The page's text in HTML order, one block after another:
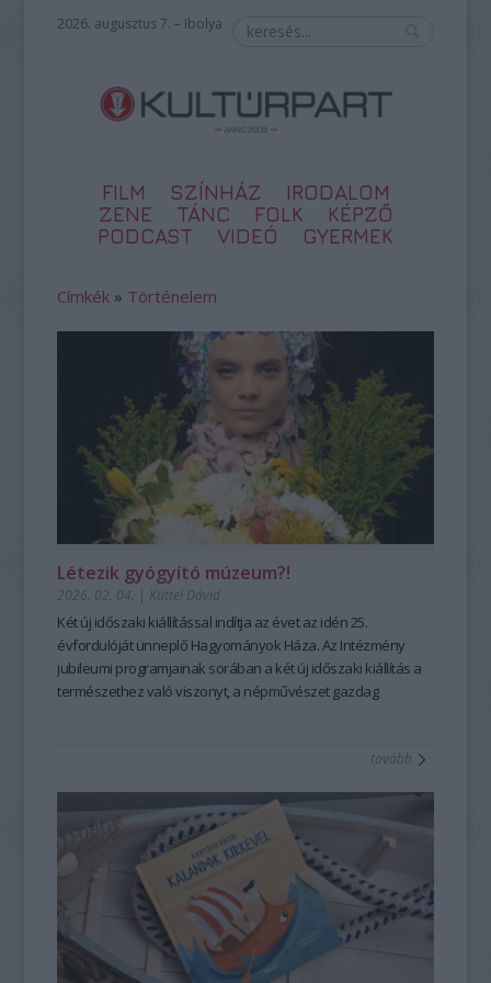
2026. augusztus 7. – Ibolya
FILM SZÍNHÁZ
IRODALOM
ZENE
TÁNC FOLK
KÉPZŐ
PODCAST
VIDEÓ GYERMEK
Címkék » Történelem
Létezik gyógyító múzeum?!
2026. 02. 04. | Küttel Dávid
Két új időszaki kiállítással indítja az évet az idén 25.
évfordulóját ünneplő Hagyományok Háza. Az Intézmény
jubileumi programjainak sorában a két új időszaki kiállítás a
természethez való viszonyt, a népművészet gazdag
és a
tárlatok érzékenyen és sokrétűen közelítenek olyan
alapvető tapasztalatokhoz, mint a kertek, a növényvilág és
népi kultúra kapcsolódásai, a mindennapi rutinok és a jóllét
kérdései. A két kiállítás egyszerre kínál elmélyülést,
inspirációt és új nézőpontokat, miközben múlt és jelen
párbeszédét teremti meg a Hagyományok Háza tereiben
bevezetve a látogatókat a „gyógyító múzeum”
élménykörébe.
tovább